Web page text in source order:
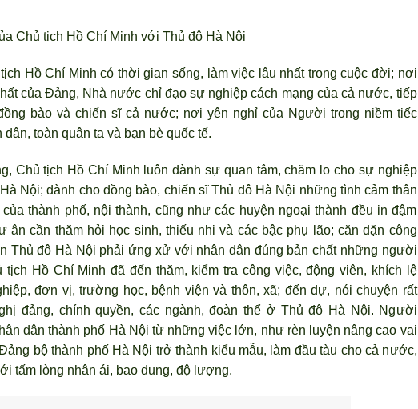
Chủ tịch Hồ Chí Minh với Thủ đô Hà Nội
Hồ Chí Minh có thời gian sống, làm việc lâu nhất trong cuộc đời; nơi
của Đảng, Nhà nước chỉ đạo sự nghiệp cách mạng của cả nước, tiếp
bào và chiến sĩ cả nước; nơi yên nghỉ của Người trong niềm tiếc
toàn quân ta và bạn bè quốc tế.
Chủ tịch Hồ Chí Minh luôn dành sự quan tâm, chăm lo cho sự nghiệp
Nội; dành cho đồng bào, chiến sĩ Thủ đô Hà Nội những tình cảm thân
thành phố, nội thành, cũng như các huyện ngoại thành đều in đậm
ư ân cần thăm hỏi học sinh, thiếu nhi và các bậc phụ l ão; căn dặn công
Thủ đô Hà Nội phải ứng xử với nhân dân đúng bản chất những người
Hồ Chí Minh đã đến thăm, kiểm tra công việc, động viên, khích lệ
đơn vị, trường học, bệnh viện và thôn, xã; đến dự, nói chuyện rất
đảng, chính quyền, các ngành, đoàn thể ở Thủ đô Hà Nội. Người
dân thành phố Hà Nội từ những việc lớn, như rèn luyện nâng cao vai
bộ thành phố Hà Nội trở thành kiểu mẫu, làm đầu tàu cho cả nước,
tấm l òng nhân ái, bao dung, độ lượng.